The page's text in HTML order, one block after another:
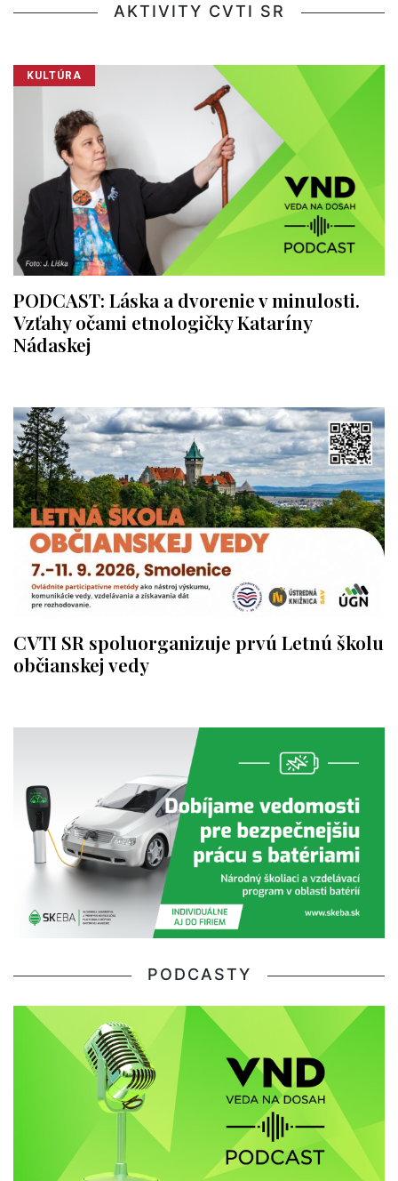
AKTIVITY CVTI SR
KULTÚRA
PODCAST: Láska a dvorenie v minulosti.
Vzťahy očami etnologičky Kataríny
Nádaskej
CVTI SR spoluorganizuje prvú Letnú školu
občianskej vedy
PODCASTY